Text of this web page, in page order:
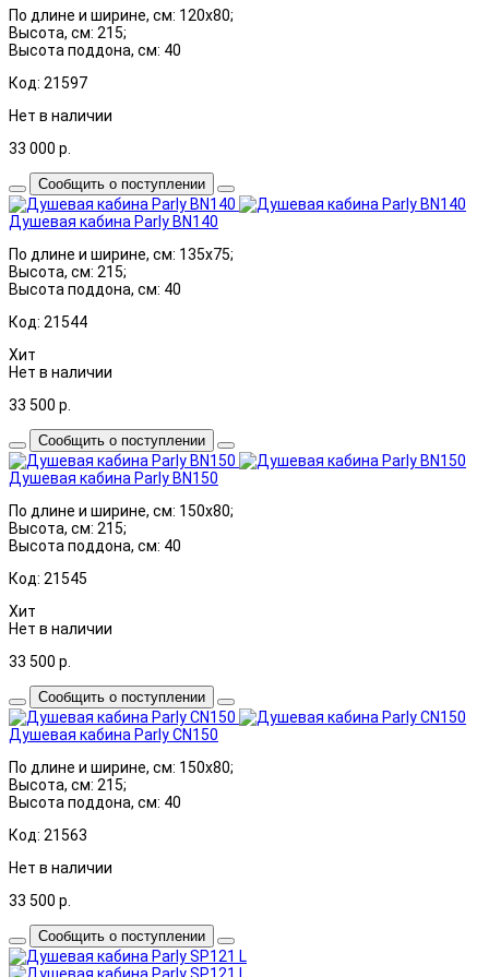
По длине и ширине, см: 120x80;
Высота, см: 215;
Высота поддона, см: 40
Код: 21597
Нет в наличии
33 000 р.
Сообщить о поступлении
Душевая кабина Parly BN140
По длине и ширине, см: 135x75;
Высота, см: 215;
Высота поддона, см: 40
Код: 21544
Хит
Нет в наличии
33 500 р.
Сообщить о поступлении
Душевая кабина Parly BN150
По длине и ширине, см: 150x80;
Высота, см: 215;
Высота поддона, см: 40
Код: 21545
Хит
Нет в наличии
33 500 р.
Сообщить о поступлении
Душевая кабина Parly CN150
По длине и ширине, см: 150x80;
Высота, см: 215;
Высота поддона, см: 40
Код: 21563
Нет в наличии
33 500 р.
Сообщить о поступлении